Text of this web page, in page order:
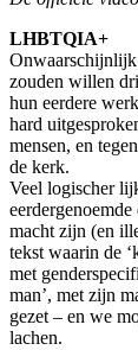
LHBTQIA+
Onwaarschijnlijk
zouden willen
hun eerdere
hard
mensen, en
de kerk.
Veel logischer
macht zijn (en
tekst waarin de
met
man’, met zijn
gezet – en we
lachen.